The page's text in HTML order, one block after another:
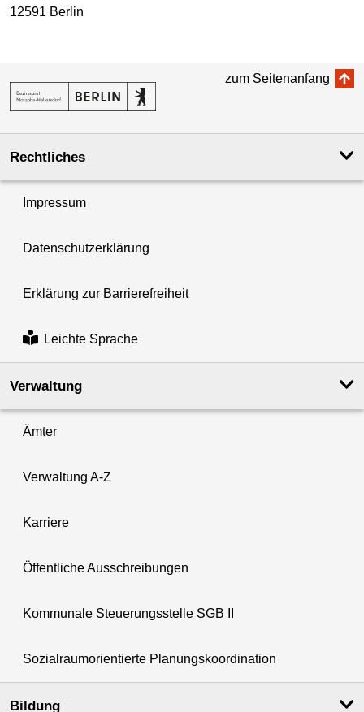
12591 Berlin
zum Seitenanfang
Rechtliches
Impressum
Datenschutzerklärung
Erklärung zur Barrierefreiheit
Leichte Sprache
Verwaltung
Ämter
Verwaltung A-Z
Karriere
Öffentliche Ausschreibungen
Kommunale Steuerungsstelle SGB II
Sozialraumorientierte Planungskoordination
Bildung